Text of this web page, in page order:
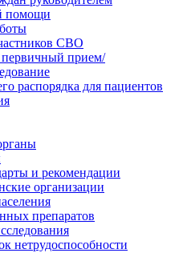
помощи
СВО
первичный прием/
распорядка для пациентов
и рекомендации
организации
препаратов
нетрудоспособности